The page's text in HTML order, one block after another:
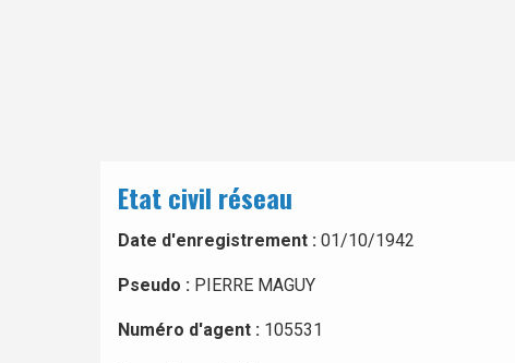
Etat civil réseau
Date d'enregistrement : 01/10/1942
Pseudo : PIERRE MAGUY
Numéro d'agent : 105531